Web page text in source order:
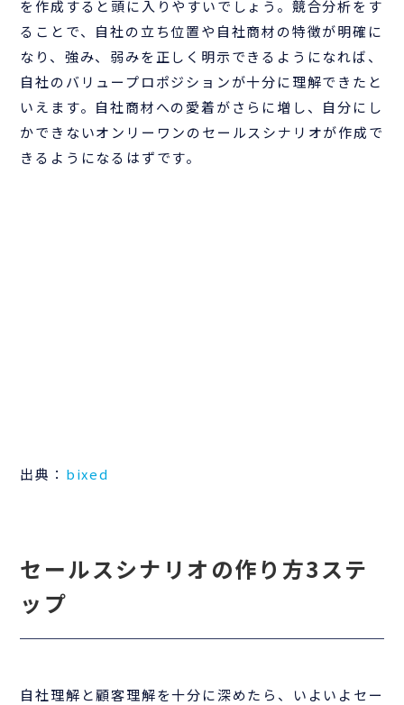
を作成すると頭に入りやすいでしょう。競合分析をす
ることで、自社の立ち位置や自社商材の特徴が明確に
なり、強み、弱みを正しく明示できるようになれば、
自社のバリュープロポジションが十分に理解できたと
いえます。自社商材への愛着がさらに増し、自分にし
かできないオンリーワンのセールスシナリオが作成で
きるようになるはずです。
出典： bixed
セールスシナリオの作り方3ステ
ップ
自社理解と顧客理解を十分に深めたら、いよいよセー